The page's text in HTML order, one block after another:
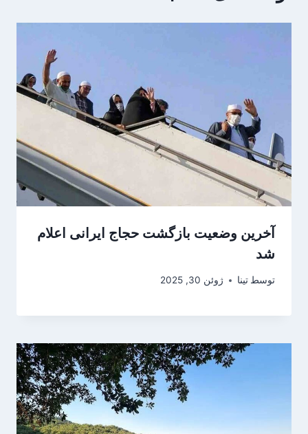
آخرین وضعیت بازگشت حجاج ایرانی اعلام
شد
توسط تینا ژوئن 30, 2025